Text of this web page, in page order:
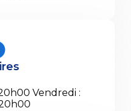
Vendredi :